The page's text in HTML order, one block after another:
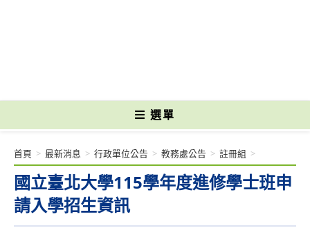
選單
國立臺北大學115學年度進修學士班申
請入學招生資訊
首頁 > 最新消息 > 行政單位公告 > 教務處公告 > 註冊組 >